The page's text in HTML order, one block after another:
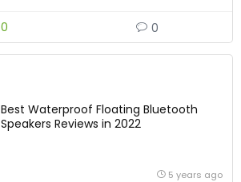
0 0
Best Waterproof Floating Bluetooth
Speakers Reviews in 2022
5 years ago